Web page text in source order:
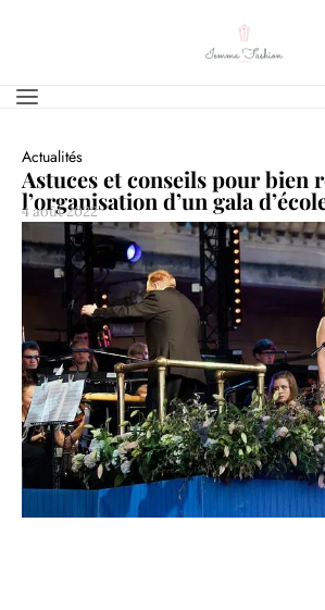
Actualités
Astuces et conseils pour bien
l’organisation d’un gala
4 août 2022